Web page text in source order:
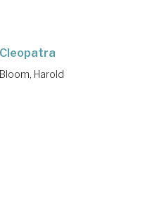
Cleopatra
Bloom, Harold